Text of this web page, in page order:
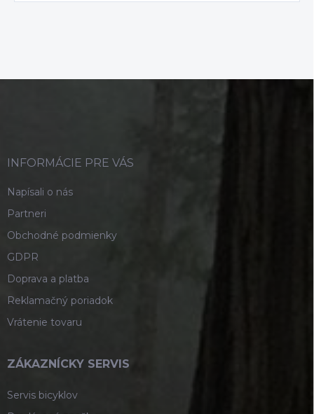
INFORMÁCIE PRE VÁS
Napísali o nás
Partneri
Obchodné podmienky
GDPR
Doprava a platba
Reklamačný poriadok
Vrátenie tovaru
ZÁKAZNÍCKY SERVIS
Servis bicyklov